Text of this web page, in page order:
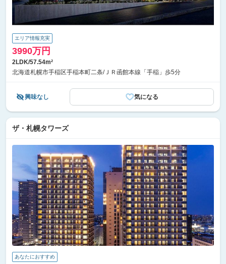
エリア情報充実
3990万円
2LDK/57.54m²
北海道札幌市手稲区手稲本町二条/ＪＲ函館本線「手稲」歩5分
興味なし 気になる
ザ・札幌タワーズ
あなたにおすすめ